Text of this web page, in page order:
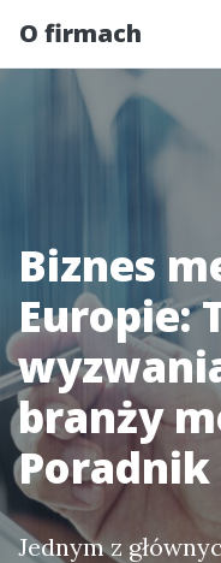
O firmach
Biznes
Europie:
branży
Poradnik
Jednym z